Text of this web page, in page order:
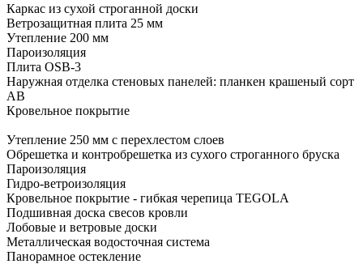
Каркас из сухой строганной доски
Ветрозащитная плита 25 мм
Утепление 200 мм
Пароизоляция
Плита OSB-3
Наружная отделка стеновых панелей: планкен крашеный сорт
AB
Кровельное покрытие
Утепление 250 мм с перехлестом слоев
Обрешетка и контробрешетка из сухого строганного бруска
Пароизоляция
Гидро-ветроизоляция
Кровельное покрытие - гибкая черепица TEGOLA
Подшивная доска свесов кровли
Лобовые и ветровые доски
Металлическая водосточная система
Панорамное остекление